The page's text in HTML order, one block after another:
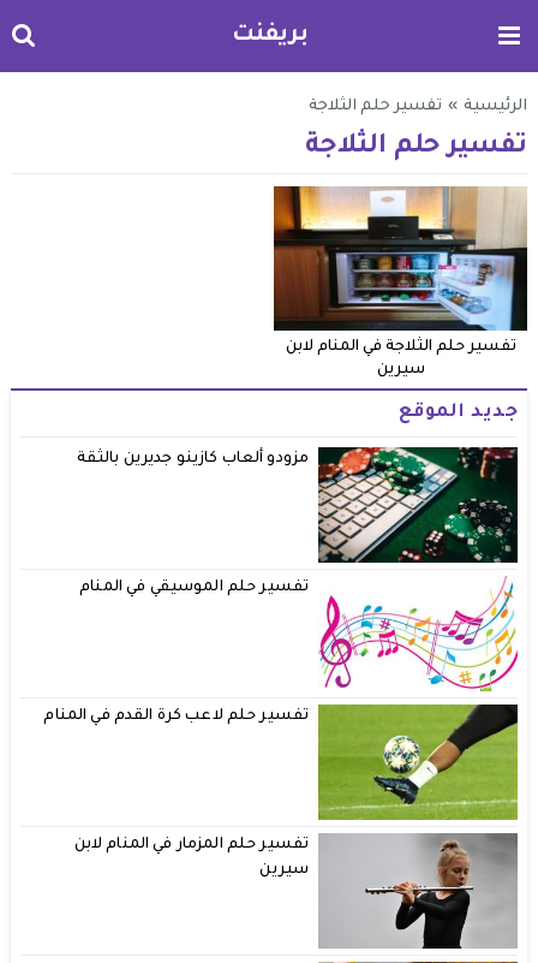
بريفنت
الرئيسية » تفسير حلم الثلاجة
تفسير حلم الثلاجة
تفسير حلم الثلاجة في المنام لابن
سيرين
جديد الموقع
مزودو ألعاب كازينو جديرين بالثقة
تفسير حلم الموسيقي في المنام
تفسير حلم لاعب كرة القدم في المنام
تفسير حلم المزمار في المنام لابن
سيرين